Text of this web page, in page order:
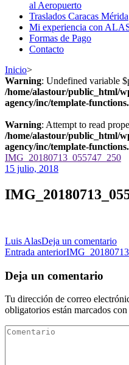
al Aeropuerto
Traslados Caracas Mérida
Mi experiencia con
Formas de Pago
Contacto
Inicio>
Warning: Undefined variable
/home/alastour/public_html/
agency/inc/template-
Warning: Attempt to read
/home/alastour/public_html/
agency/inc/template-
IMG_20180713_055747_250
15 julio, 2018
Luis AlasDeja un comentarioen
Navegación
de
las
entradas
Entrada anterior
Deja un comentario
Tu dirección de correo
obligatorios están marcados con
Comentario